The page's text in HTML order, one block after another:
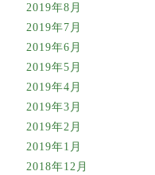
2019年8月
2019年7月
2019年6月
2019年5月
2019年4月
2019年3月
2019年2月
2019年1月
2018年12月